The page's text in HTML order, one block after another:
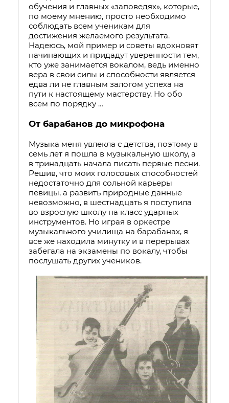
обучения и главных «заповедях», которые,
по моему мнению, просто необходимо
соблюдать всем ученикам для
достижения желаемого результата.
Надеюсь, мой пример и советы вдохновят
начинающих и придадут уверенности тем,
кто уже занимается вокалом, ведь именно
вера в свои силы и способности является
едва ли не главным залогом успеха на
пути к настоящему мастерству. Но обо
всем по порядку …
От барабанов до микрофона
Музыка меня увлекла с детства, поэтому в
семь лет я пошла в музыкальную школу, а
в тринадцать начала писать первые песни.
Решив, что моих голосовых способностей
недостаточно для сольной карьеры
певицы, а развить природные данные
невозможно, в шестнадцать я поступила
во взрослую школу на класс ударных
инструментов. Но играя в оркестре
музыкального училища на барабанах, я
все же находила минутку и в перерывах
забегала на экзамены по вокалу, чтобы
послушать других учеников.